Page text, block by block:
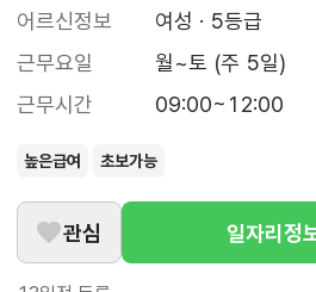
어르신정보
여성 · 5등급
근무요일
월~토 (주 5일)
근무시간
09:00~12:00
높은급여 초보가능
관심 일자리정